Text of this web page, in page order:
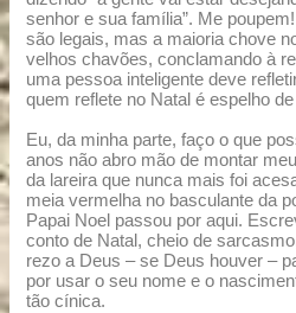
senhor e sua família”. Me
são legais, mas a maioria chove
velhos chavões, conclamando à
uma pessoa inteligente deve
quem reflete no Natal é espelho
Eu, da minha parte, faço o que
anos não abro mão de montar
da lareira que nunca mais foi
meia vermelha no basculante da
Papai Noel passou por aqui.
conto de Natal, cheio de
rezo a Deus – se Deus houver –
por usar o seu nome e o
tão cínica.